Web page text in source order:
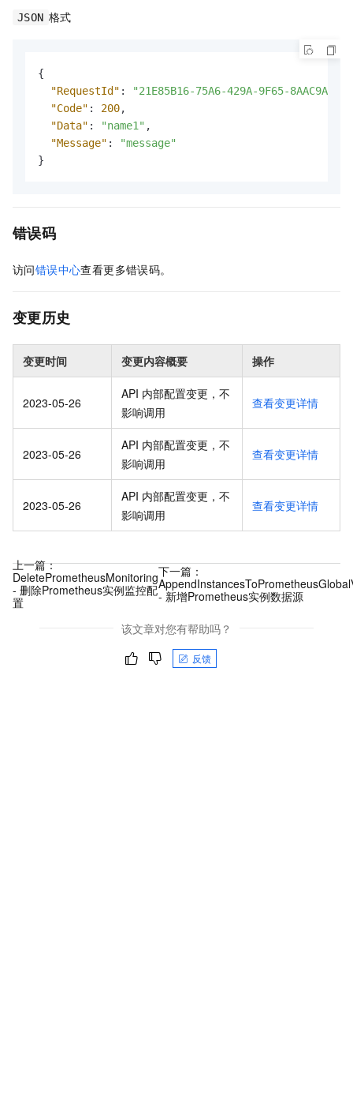
JSON 格式
{
"RequestId" :
"21E85B16-75A6-429A-9F65-
"Code" : 200,
"Data" : "name1" ,
"Message" :
"message"
}
错误码
访问错误中心查看更多错误码。
变更历史
变更时间 变更内容概要 操作
2023-05-26
API 内部配置变更，不
影响调用
查看变更详情
2023-05-26
API 内部配置变更，不
影响调用
查看变更详情
2023-05-26
API 内部配置变更，不
影响调用
查看变更详情
上一篇：
DeletePrometheusMonitoring
- 删除Prometheus实例监控配
置
下一篇：
- 新增Prometheus实例数据源
该文章对您有帮助吗？
反馈